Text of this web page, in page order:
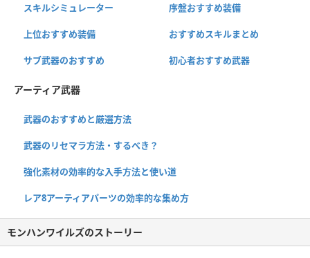
スキルシミュレーター 序盤おすすめ装備
上位おすすめ装備 おすすめスキルまとめ
サブ武器のおすすめ 初心者おすすめ武器
アーティア武器
武器のおすすめと厳選方法
武器のリセマラ方法・するべき？
強化素材の効率的な入手方法と使い道
レア8アーティアパーツの効率的な集め方
モンハンワイルズのストーリー